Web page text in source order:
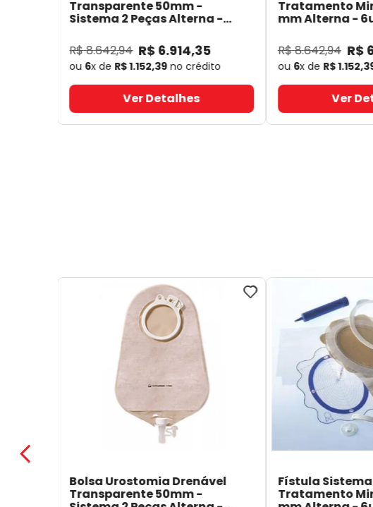
Transparente 50mm -
Sistema 2 Peças Alterna -
R$8.642,94 R$ 6.914,35
ou 6x de R$1.152,39no crédito
Ver Detalhes
Tratamento
mm Alterna -
R$8.642,94 R$
ou 6x de R$1.152,
Ver
Bolsa Urostomia Drenável
Transparente 50mm -
Fístula
Tratamento